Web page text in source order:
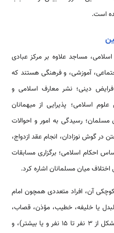
است.
مساجد علاوه بر مرکز عبادی
آموزشی، و فرهنگی هستند که
فرایض دینی؛ نشر معارف اسلامی و
اسلامی؛ پذیرایی از میهمانان
رسیدگی به امور و احوالات
گوش نوزادان، انجام عقد ازدواج،
احکام اسلامی؛ برگزاری مسابقات
میان مسلمانان اشاره کرد.
آن، افراد متعددی هم­چون امام
یا خلیفه، خطیب، مؤذن، قصاب،
دفن و کفن اموات و هیئت امنا(متشکل از 3 نفر تا 15 نفر و یا بیشتر)، و